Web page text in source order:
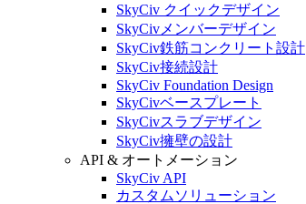
SkyCiv クイックデザイン
SkyCivメンバーデザイン
SkyCiv鉄筋コンクリート設計
SkyCiv接続設計
SkyCiv Foundation Design
SkyCivベースプレート
SkyCivスラブデザイン
SkyCiv擁壁の設計
API & オートメーション
SkyCiv API
カスタムソリューション